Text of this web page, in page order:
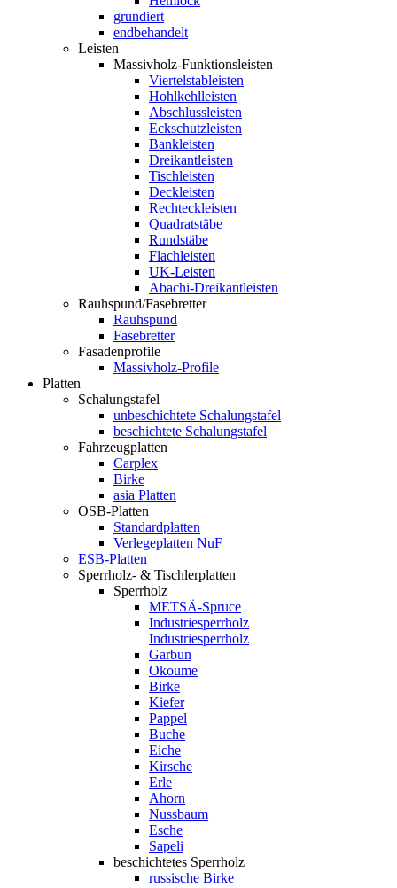
grundiert
endbehandelt
Leisten
Massivholz-Funktionsleisten
Viertelstableisten
Hohlkehlleisten
Abschlussleisten
Eckschutzleisten
Bankleisten
Dreikantleisten
Tischleisten
Deckleisten
Rechteckleisten
Quadratstäbe
Rundstäbe
Flachleisten
UK-Leisten
Abachi-Dreikantleisten
Rauhspund/Fasebretter
Rauhspund
Fasebretter
Fasadenprofile
Massivholz-Profile
Platten
Schalungstafel
unbeschichtete Schalungstafel
beschichtete Schalungstafel
Fahrzeugplatten
Carplex
Birke
asia Platten
OSB-Platten
Standardplatten
Verlegeplatten NuF
ESB-Platten
Sperrholz- & Tischlerplatten
Sperrholz
METSÄ-Spruce
Industriesperrholz
Industriesperrholz
Garbun
Okoume
Birke
Kiefer
Pappel
Buche
Eiche
Kirsche
Erle
Ahorn
Nussbaum
Esche
Sapeli
beschichtetes Sperrholz
russische Birke